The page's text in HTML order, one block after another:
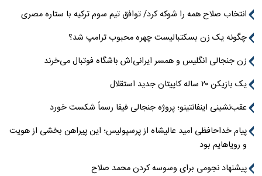
انتخاب صلاح همه را شوکه کرد/ توافق تیم سوم ترکیه با ستاره مصری
چگونه یک زن بسکتبالیست چهره محبوب ترامپ شد؟
زن جنجالی انگلیس و همسر ایرانی‌اش باشگاه فوتبال می‌خرند
یک بازیکن ۲۰ ساله کاپیتان جدید استقلال
عقب‌نشینی اینفانتینو؛ پروژه جنجالی فیفا رسماً شکست خورد
پیام خداحافظی امید عالیشاه از پرسپولیس؛ این پیراهن بخشی از هویت
و رویاهایم بود
پیشنهاد نجومی برای وسوسه کردن محمد صلاح